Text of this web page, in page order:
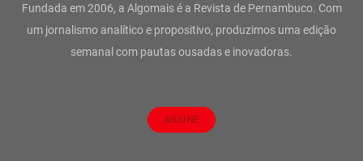
Fundada em 2006, a Algomais é a Revista de Pernambuco. Com
um jornalismo analítico e propositivo, produzimos uma edição
semanal com pautas ousadas e inovadoras.
ASSINE